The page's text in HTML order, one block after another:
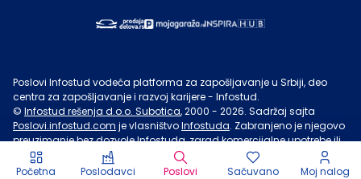
Poslovi Infostud vodeća platforma za zapošljavanje u Srbiji, deo
centra za zapošljavanje i razvoj karijere - Infostud.
© Infostud rešenja d.o.o. Subotica, 2000 - 2026. Sadržaj sajta
Poslovi.infostud.com je vlasništvoInfostuda. Zabranjeno je njegovo
preuzimanje bez dozvoleInfostuda, zarad komercijalne upotrebe ili
u druge svrhe, osim za lične potrebe posetilaca sajta.
korišćenja.
Početna Poslodavci Poslovi Sačuvano Moj nalog